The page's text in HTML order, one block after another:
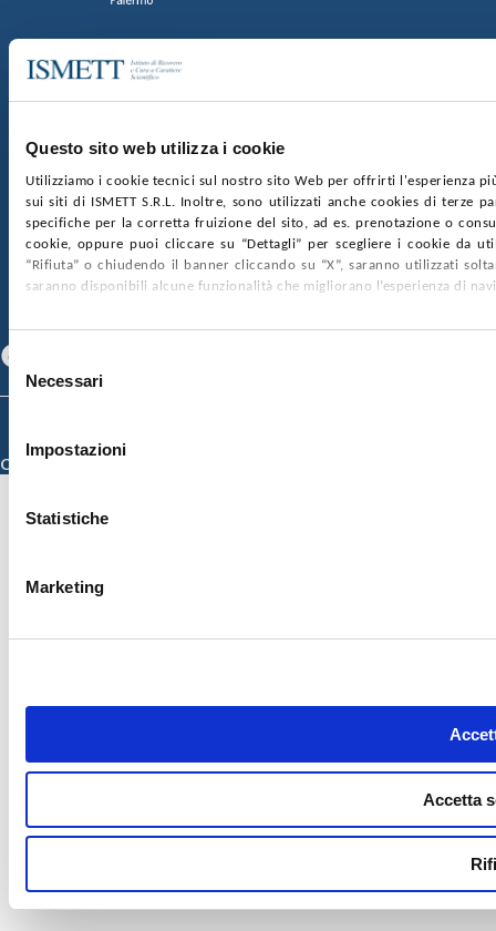
Questo sito web utilizza i cookie
Utilizziamo i cookie tecnici sul nostro sito Web per offrirti l'esperienza
sui siti di ISMETT S.R.L. Inoltre, sono utilizzati anche cookies di terze
specifiche per la corretta fruizione del sito, ad es. prenotazione o
cookie, oppure puoi cliccare su “Dettagli” per scegliere i cookie da
“Rifiuta” o chiudendo il banner cliccando su “X”, saranno utilizzati
saranno disponibili alcune funzionalità che migliorano l’esperienza di
Selezione
delNecessari
Impostazioni
Statistiche
Marketing
Accetta
Via Discesa dei Giudici 4 90133 Palermo
nr. REA PA-201818 P.I. 04544550827
SOCIETÀ TRASPARENTE WHISTLEBLOWING
GARE E CONTRATTIPRIVACYCOOKIE POLICY
SOSTIENICIMAPPA DEL SITOACCESSIBILITÀ
CONTATTI
Specializzazione)
Credits